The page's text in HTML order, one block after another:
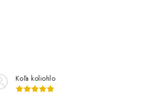
Koľa koliohlo